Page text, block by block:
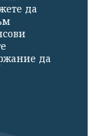
да
да